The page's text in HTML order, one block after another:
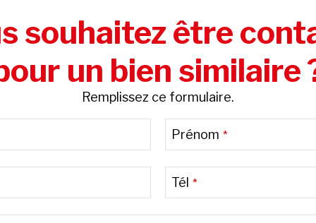
souhaitez être
un bien similaire
Remplissez ce formulaire.
Prénom *
Tél *